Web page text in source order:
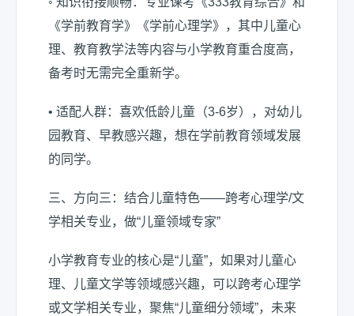
《学前教育学》《学前心理学》，其中儿童心
理、教育教学法等内容与小学教育重合度高，
备考时无需完全重新学。
• 适配人群：喜欢低龄儿童（3-6岁），对幼儿
园教育、早教感兴趣，想在学前教育领域发展
的同学。
三、方向三：结合儿童特色——跨考心理学/文
学相关专业，做“儿童领域专家”
小学教育专业的核心是“儿童”，如果对儿童心
理、儿童文学等领域感兴趣，可以跨考心理学
或文学相关专业，聚焦“儿童细分领域”，未来